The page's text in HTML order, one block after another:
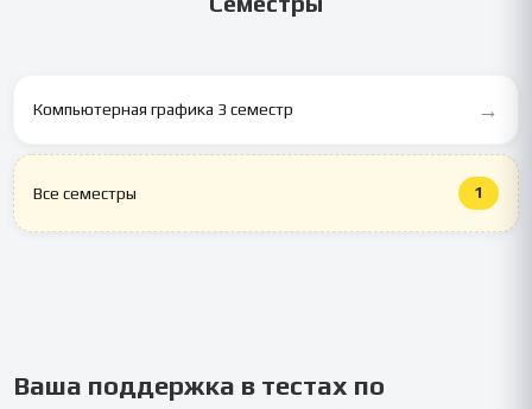
Компьютерная графика 3 семестр →
Все семестры 1
Ваша поддержка в тестах по